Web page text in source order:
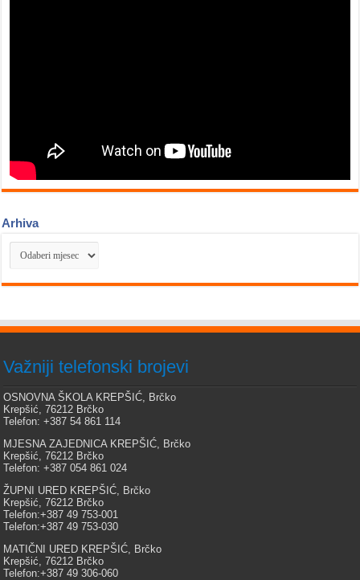
Arhiva
Arhiva
Važniji telefonski brojevi
OSNOVNA ŠKOLA KREPŠIĆ, Brčko
Krepšić, 76212 Brčko
Telefon: +387 54 861 114
MJESNA ZAJEDNICA KREPŠIĆ, Brčko
Krepšić, 76212 Brčko
Telefon: +387 054 861 024
ŽUPNI URED KREPŠIĆ, Brčko
Krepšić, 76212 Brčko
Telefon:+387 49 753-001
Telefon:+387 49 753-030
MATIČNI URED KREPŠIĆ, Brčko
Krepšić, 76212 Brčko
Telefon:+387 49 306-060